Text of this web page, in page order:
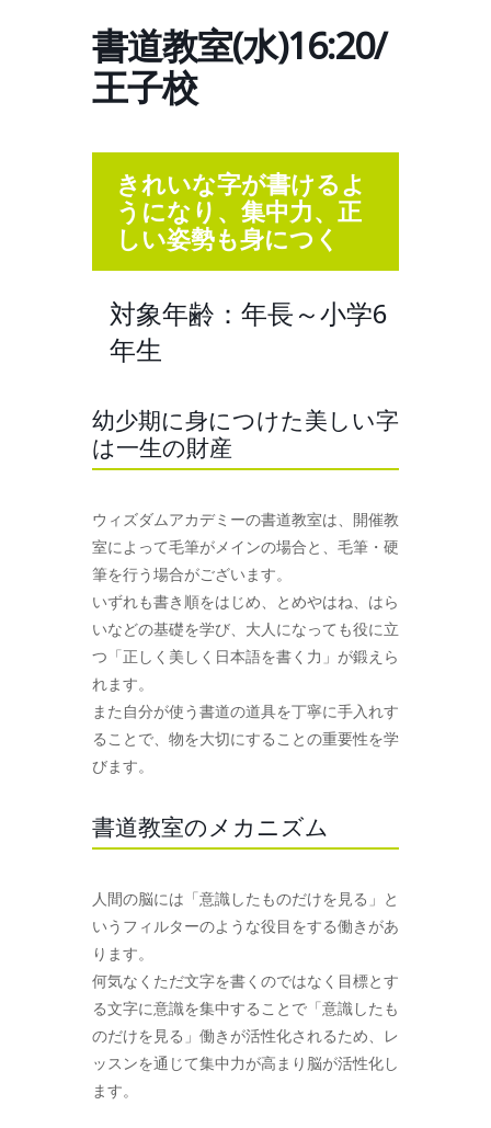
書道教室(水)16:20/
王子校
きれいな字が書けるよ
うになり、集中力、正
しい姿勢も身につく
対象年齢：年長～小学6
年生
幼少期に身につけた美しい字
は一生の財産
ウィズダムアカデミーの書道教室は、開催教
室によって毛筆がメインの場合と、毛筆・硬
筆を行う場合がございます。
いずれも書き順をはじめ、とめやはね、はら
いなどの基礎を学び、大人になっても役に立
つ「正しく美しく日本語を書く力」が鍛えら
れます。
また自分が使う書道の道具を丁寧に手入れす
ることで、物を大切にすることの重要性を学
びます。
書道教室のメカニズム
人間の脳には「意識したものだけを見る」と
いうフィルターのような役目をする働きがあ
ります。
何気なくただ文字を書くのではなく目標とす
る文字に意識を集中することで「意識したも
のだけを見る」働きが活性化されるため、レ
ッスンを通じて集中力が高まり脳が活性化し
ます。